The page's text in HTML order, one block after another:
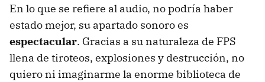
En lo que se refiere al audio, no podría haber
estado mejor, su apartado sonoro es
espectacular. Gracias a su naturaleza de FPS
llena de tiroteos, explosiones y destrucción, no
quiero ni imaginarme la enorme biblioteca de